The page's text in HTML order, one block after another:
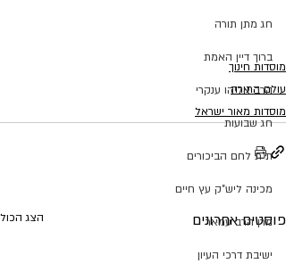
חג מתן תורה
ברוך דיין האמת
הרב אליהו ענקרי
חג שבועות
ת"ת לחם הביכורים
מכינה ליש"ק עץ חיים
מרן הרב עמאר
ישיבת דרכי העיון
מוסדות חינוך
עולם התורה
מוסדות מאור ישראל
פוסטים אחרונים הצג הכול